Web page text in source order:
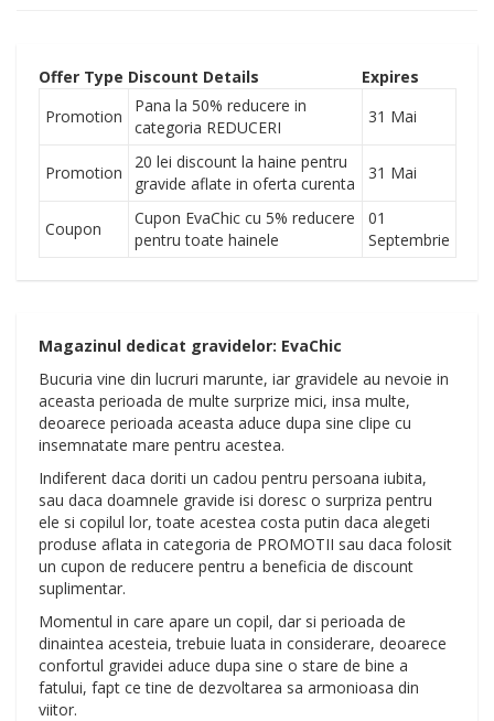
Offer Type Discount Details
Expires
Promotion
Pana la 50% reducere in
categoria REDUCERI
31 Mai
Promotion
20 lei discount la haine pentru
gravide aflate in oferta curenta
31 Mai
Coupon
Cupon EvaChic cu 5% reducere
pentru toate hainele
01
Septembrie
Magazinul dedicat gravidelor: EvaChic
Bucuria vine din lucruri marunte, iar gravidele au nevoie in
aceasta perioada de multe surprize mici, insa multe,
deoarece perioada aceasta aduce dupa sine clipe cu
insemnatate mare pentru acestea.
Indiferent daca doriti un cadou pentru persoana iubita,
sau daca doamnele gravide isi doresc o surpriza pentru
ele si copilul lor, toate acestea costa putin daca alegeti
produse aflata in categoria de PROMOTII sau daca folosit
un cupon de reducere pentru a beneficia de discount
suplimentar.
Momentul in care apare un copil, dar si perioada de
dinaintea acesteia, trebuie luata in considerare, deoarece
confortul gravidei aduce dupa sine o stare de bine a
fatului, fapt ce tine de dezvoltarea sa armonioasa din
viitor.